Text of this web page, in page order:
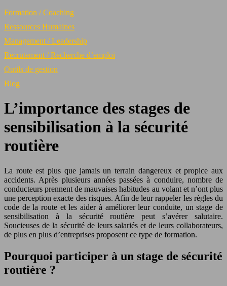
Formation / Coaching
Ressources Humaines
Management / Leadership
Recrutement / Recherche d’emploi
Outils de gestion
Blog
L’importance des stages de
sensibilisation à la sécurité
routière
La route est plus que jamais un terrain dangereux et propice aux
accidents. Après plusieurs années passées à conduire, nombre de
conducteurs prennent de mauvaises habitudes au volant et n’ont plus
une perception exacte des risques. Afin de leur rappeler les règles du
code de la route et les aider à améliorer leur conduite, un stage de
sensibilisation à la sécurité routière peut s’avérer salutaire.
Soucieuses de la sécurité de leurs salariés et de leurs collaborateurs,
de plus en plus d’entreprises proposent ce type de formation.
Pourquoi participer à un stage de sécurité
routière ?